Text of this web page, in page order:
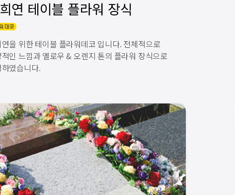
을 위한 테이블 플라워데코 입니다. 전체적으로
인 느낌과 옐로우 & 오렌지 톤의 플라워 장식으로
였습니다.